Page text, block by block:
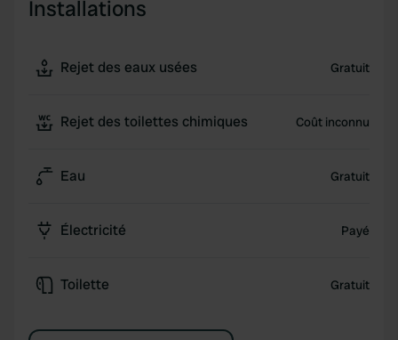
Installations
Rejet des eaux usées Gratuit
Rejet des toilettes chimiques Coût inconnu
Eau Gratuit
Électricité Payé
Toilette Gratuit